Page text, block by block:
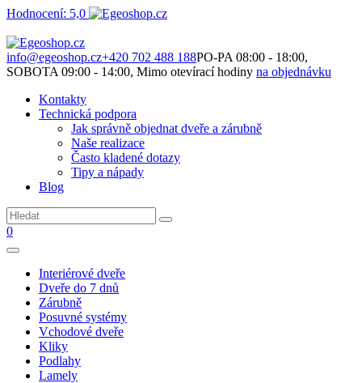
Hodnocení: 5,0
info@egeoshop.cz+420 702 488 188PO-PA 08:00 - 18:00,
SOBOTA 09:00 - 14:00, Mimo otevírací hodiny na objednávku
Kontakty
Technická podpora
Jak správně objednat dveře a zárubně
Naše realizace
Často kladené dotazy
Tipy a nápady
Blog
0
Interiérové dveře
Dveře do 7 dnů
Zárubně
Posuvné systémy
Vchodové dveře
Kliky
Podlahy
Lamely